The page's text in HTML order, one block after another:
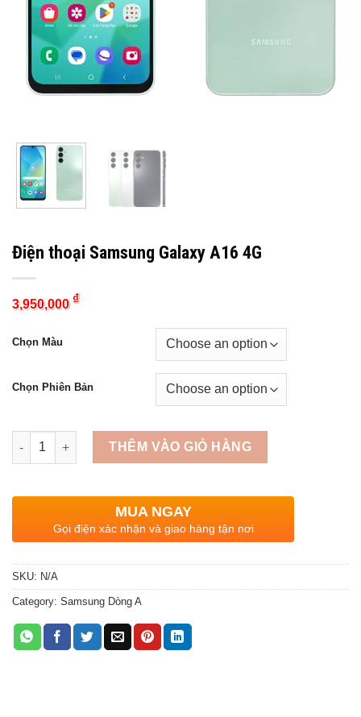
Điện thoại Samsung Galaxy A16 4G
3,950,000 ₫
Chọn Màu
Chọn Phiên Bản
Quantity
THÊM VÀO GIỎ HÀNG
MUA NGAY
Gọi điện xác nhận và giao hàng tận nơi
SKU: N/A
Category: Samsung Dòng A